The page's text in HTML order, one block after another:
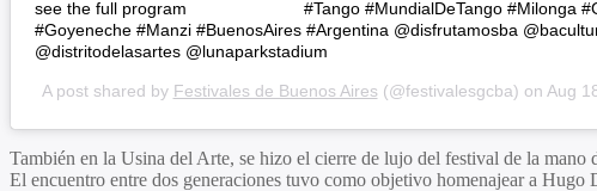
see the full program ⠀⠀⠀⠀⠀⠀⠀⠀⠀ #Tango #MundialDeTango #Milonga
#Goyeneche #Manzi #BuenosAires #Argentina @disfrutamosba
@distritodelasartes @lunaparkstadium
A post shared by Festivales de Buenos Aires (@festivalesgcba) on Aug
También en la Usina del Arte, se hizo el cierre de lujo del festival de la
El encuentro entre dos generaciones tuvo como objetivo homenajear a